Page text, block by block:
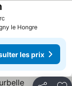
le Hongre
les prix